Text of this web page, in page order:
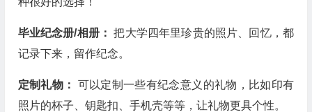
毕业纪念册/相册：把大学四年里珍贵的照片、回忆，都
记录下来，留作纪念。
定制礼物： 可以定制一些有纪念意义的礼物，比如印有
照片的杯子、钥匙扣、手机壳等等，让礼物更具个性。